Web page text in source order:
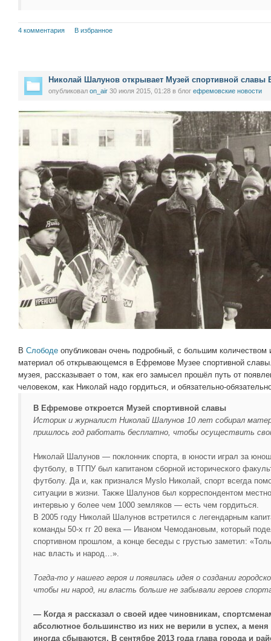
4 комментария В избранное
Николай Шалунов открывает Музей спортивной славы
опубликовал on_air 30 июля 2015, 01:28 в блог ефремовские новости
В Слободе опубликован очень подробный, с большим
материал об открывающемся в Ефремове Музее спортивной
музея, рассказывает о том, как его замысел прошёл путь от
человеком, как Николай надо гордиться, и обязательно-
В Ефремове откроется Музей спортивной славы
Историк и журналист Николай Шалунов 10 лет собирал
пришлось год работать бесплатно, чтобы осуществить
Николай Шалунов — поклонник спорта, в юности играл за
футболу, в ТГПУ был капитаном сборной исторического
футболу. Да и, как признался Myslo Николай, спорт всегда
ситуации в жизни. Также Шалунов был корреспондентом
интервью у более чем 1000 земляков — есть чем гордиться.
В 2005 году Николай Шалунов встретился с легендарным
команды 50-х гг 20 века — Иваном Чемодановым, который
спортивном прошлом, а конце беседы с грустью заметил:
нас власть и народ…».
Тогда-то у нашего героя и появилась идея о создании
чтобы ни народ, ни власть больше не забывали героев
— Когда я рассказал о своей идее чиновникам,
абсолютное большинство из них не верили в успех, а
иногда сбываются. В сентябре 2013 года глава города и